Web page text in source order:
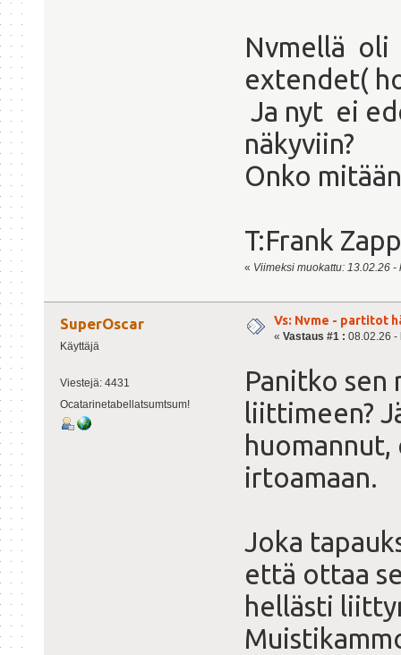
Nvmellä oli
extendet(
Ja nyt ei
näkyviin?
Onko
T:Frank
« Viimeksi muokattu: 13.02.26
SuperOscar
Käyttäjä
Viestejä: 4431
Ocatarinetabellatsumtsum!
Vs: Nvme - partitot
« Vastaus #1 : 08.02.26 -
Panitko sen
liittimeen?
irtoamaan.
Joka
että ottaa
hellästi